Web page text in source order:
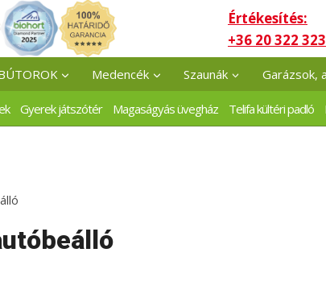
Értékesítés:
+36 20 322
Medencék Szaunák Garázsok,
Gyerek játszótér Magaságyás üvegház Telifa kültéri padló